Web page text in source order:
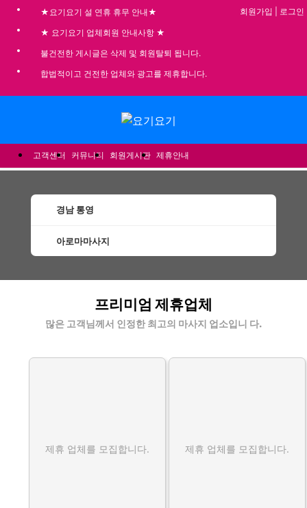
★요기요기 설 연휴 휴무 안내★
★ 요기요기 업체회원 안내사항 ★
불건전한 게시글은 삭제 및 회원탈퇴 됩니다.
합법적이고 건전한 업체와 광고를 제휴합니다.
회원가입 로그인
고객센터 커뮤니티 회원게시판 제휴안내
경남 통영
아로마마사지
프리미엄 제휴업체
많은 고객님께서 인정한 최고의 마사지 업소입니 다.
제휴 업체를 모집합니다. 제휴 업체를 모집합니다.